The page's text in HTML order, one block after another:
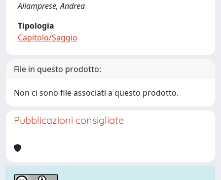
Allamprese, Andrea
Tipologia
Capitolo/Saggio
File in questo prodotto:
Non ci sono file associati a questo prodotto.
Pubblicazioni consigliate